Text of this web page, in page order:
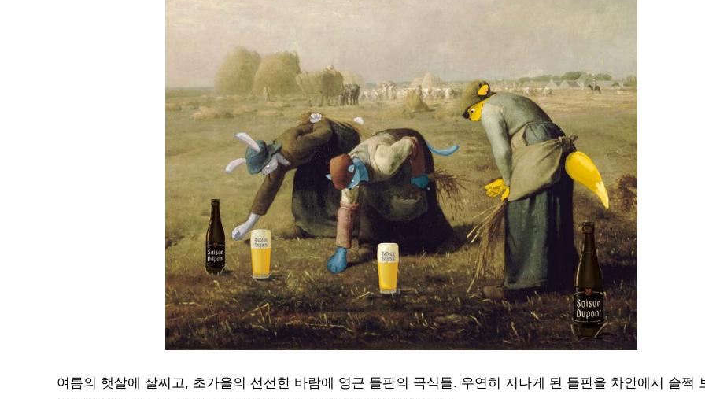
여름의 햇살에 살찌고, 초가을의 선선한 바람에 영근 들판의 곡식들. 우연히 지나게 된 들판을 차안에서 슬쩍